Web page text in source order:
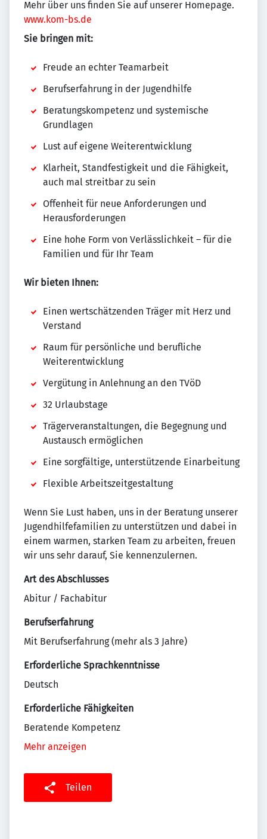
Mehr über uns finden Sie auf unserer Homepage.
www.kom-bs.de
Sie bringen mit:
Freude an echter Teamarbeit
Berufserfahrung in der Jugendhilfe
Beratungskompetenz und systemische
Grundlagen
Lust auf eigene Weiterentwicklung
Klarheit, Standfestigkeit und die Fähigkeit,
auch mal streitbar zu sein
Offenheit für neue Anforderungen und
Herausforderungen
Eine hohe Form von Verlässlichkeit – für die
Familien und für Ihr Team
Wir bieten Ihnen:
Einen wertschätzenden Träger mit Herz und
Verstand
Raum für persönliche und berufliche
Weiterentwicklung
Vergütung in Anlehnung an den TVöD
32 Urlaubstage
Trägerveranstaltungen, die Begegnung und
Austausch ermöglichen
Eine sorgfältige, unterstützende Einarbeitung
Flexible Arbeitszeitgestaltung
Wenn Sie Lust haben, uns in der Beratung unserer
Jugendhilfefamilien zu unterstützen und dabei in
einem warmen, starken Team zu arbeiten, freuen
wir uns sehr darauf, Sie kennenzulernen.
Art des Abschlusses
Abitur / Fachabitur
Berufserfahrung
Mit Berufserfahrung (mehr als 3 Jahre)
Erforderliche Sprachkenntnisse
Deutsch
Erforderliche Fähigkeiten
Beratende Kompetenz
Mehr anzeigen
Teilen